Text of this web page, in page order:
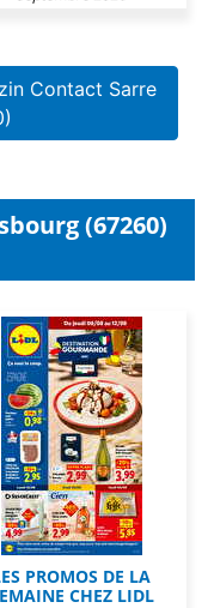
Contact Sarre
(67260)
PROMOS DE LA
CHEZ LIDL